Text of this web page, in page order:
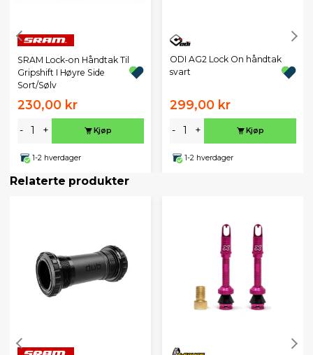
SRAM Lock-on Håndtak Til
Gripshift I Høyre Side
Sort/Sølv
230,00 kr
- + Kjøp
1-2 hverdager
ODI AG2 Lock On håndtak
svart
299,00 kr
- + Kjøp
1-2 hverdager
Relaterte produkter